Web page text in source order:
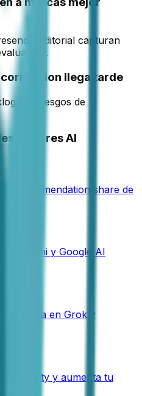
editorial capturan
llega tarde
los riesgos de
motores AI
recommendation share de
Gemini y Google AI
narrativa en Grok y
y aumenta tu